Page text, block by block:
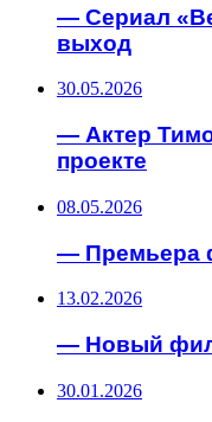
— Сериал
выход
30.05.2026
— Актер
проекте
08.05.2026
— Премьера
13.02.2026
— Новый
30.01.2026